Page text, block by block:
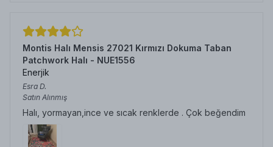
Montis Halı Mensis 27021 Kırmızı Dokuma Taban
Patchwork Halı - NUE1556
Enerjik
Esra D.
Satın Alınmış
Halı, yormayan,ince ve sıcak renklerde . Çok beğendim